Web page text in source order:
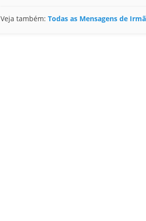
Veja também: Todas as Mensagens de